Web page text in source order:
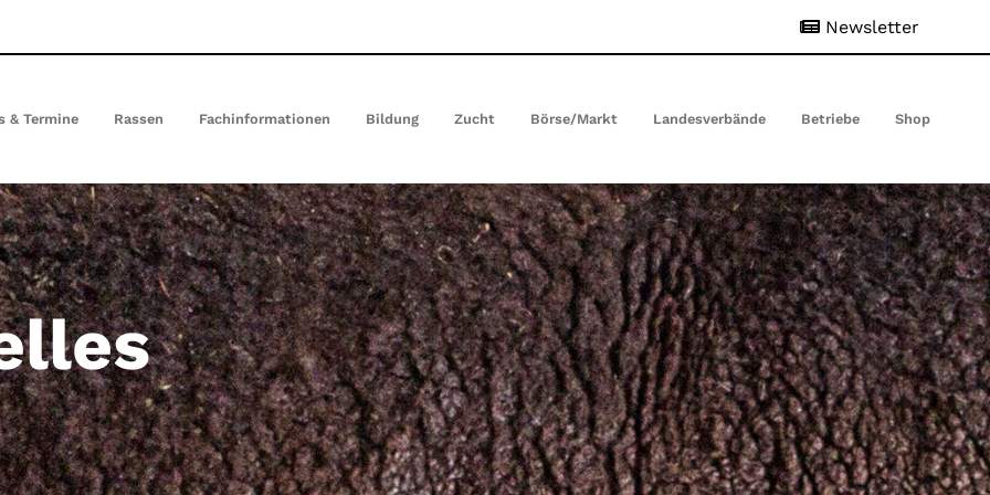
Newsletter
& Termine(current)
Rassen Fachinformationen Bildung Zucht Börse/Markt Landesverbände Betriebe Shop